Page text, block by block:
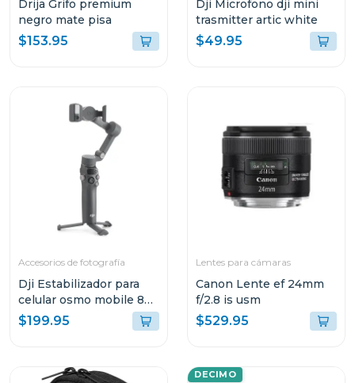
Drija Grifo premium
negro mate pisa
$153.95
Dji Microfono dji mini
trasmitter artic white
$49.95
Accesorios de fotografía
Dji Estabilizador para
celular osmo mobile 8
s308
$199.95
Lentes para cámaras
Canon Lente ef 24mm
f/2.8 is usm
$529.95
DECIMO